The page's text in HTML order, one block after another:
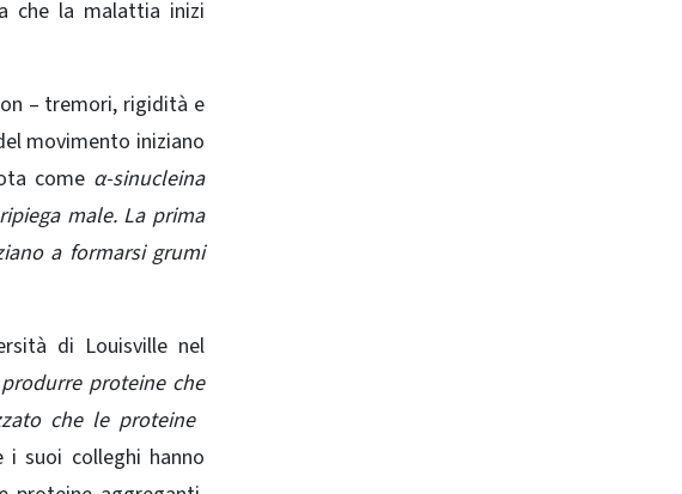
che la malattia inizi
– tremori, rigidità e
movimento iniziano
come α-sinucleina
male. La prima
a formarsi grumi
di Louisville nel
proteine ​​che
che le proteine
suoi colleghi hanno